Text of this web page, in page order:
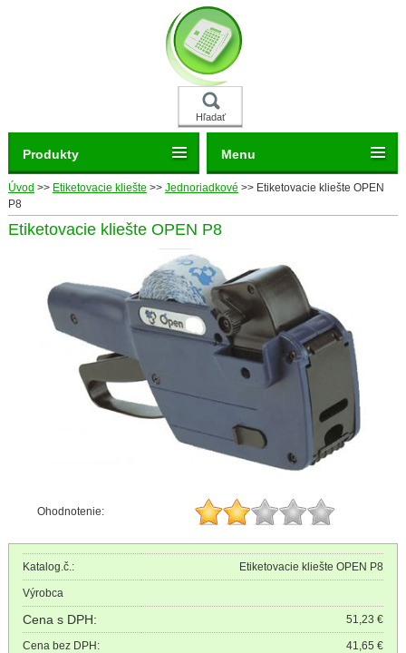
Hľadať
Úvod >> Etiketovacie kliešte >> Jednoriadkové >> Etiketovacie kliešte OPEN
P8
Etiketovacie kliešte OPEN P8
Ohodnotenie:
Katalog.č.: Etiketovacie kliešte OPEN P8
Výrobca
Cena s DPH: 51,23 €
Cena bez DPH: 41,65 €
Produkty Menu